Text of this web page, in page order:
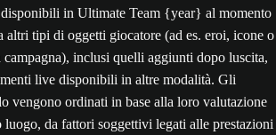
in Ultimate Team {year} al momento
altri tipi di oggetti giocatore (ad es. eroi, icone o
inclusi quelli aggiunti dopo luscita,
live disponibili in altre modalità. Gli
vengono ordinati in base alla loro valutazione
luogo, da fattori soggettivi legati alle prestazioni